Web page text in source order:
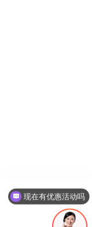
现在有优惠活动吗